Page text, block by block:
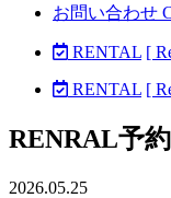
お問い合わせ
RENTAL [
RENTAL [
RENRAL予約
2026.05.25